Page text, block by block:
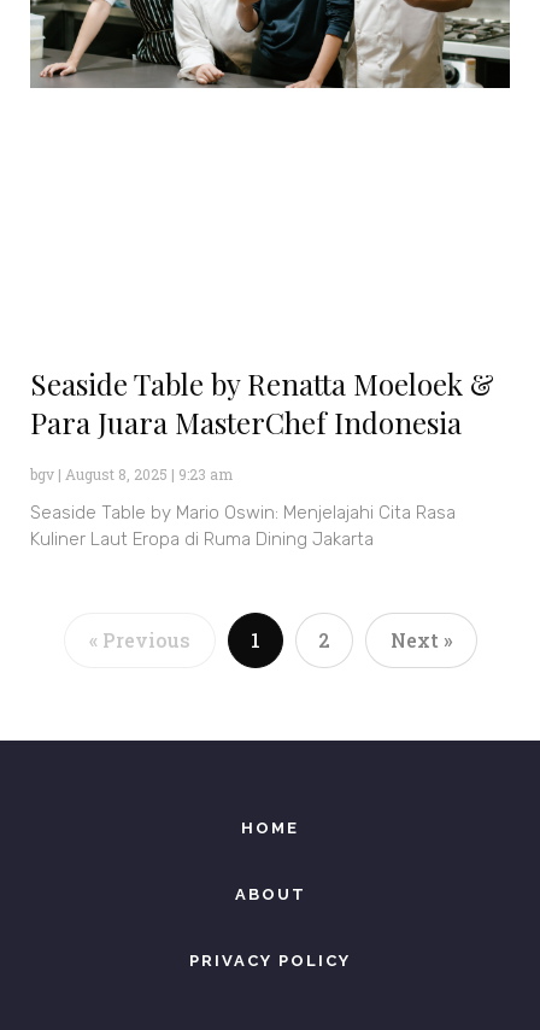
Seaside Table by Renatta Moeloek &
Para Juara MasterChef Indonesia
bgv August 8, 2025 9:23 am
Seaside Table by Mario Oswin: Menjelajahi Cita Rasa
Kuliner Laut Eropa di Ruma Dining Jakarta
« Previous 1 2 Next »
HOME
ABOUT
PRIVACY POLICY